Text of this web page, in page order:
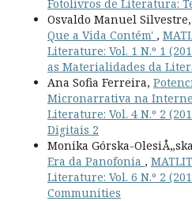
Fotolivros de Literatura:
Osvaldo Manuel Silvestre,
Que a Vida Contém' ,
Literature: Vol. 1 N.º 1
as Materialidades da
Ana Sofia Ferreira,
Micronarrativa na
Literature: Vol. 4 N.º 2
Digitais 2
Monika Górska-
Era da Panofonia ,
Literature: Vol. 6 N.º 2
Communities